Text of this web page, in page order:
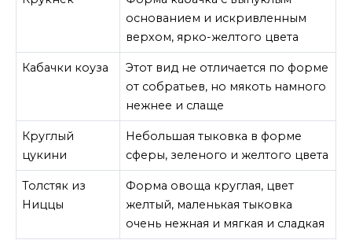
основанием и искривленным
верхом, ярко-желтого цвета
Кабачки коуза
Этот вид не отличается по форме
от собратьев, но мякоть намного
нежнее и слаще
Круглый
цукини
Небольшая тыковка в форме
сферы, зеленого и желтого цвета
Толстяк из
Ниццы
Форма овоща круглая, цвет
желтый, маленькая тыковка
очень нежная и мягкая и сладкая